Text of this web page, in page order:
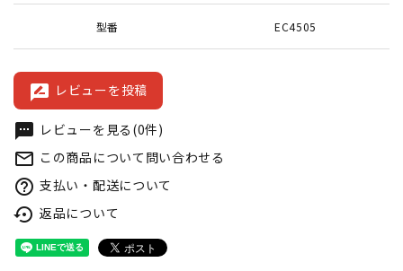
型番 EC4505
rate_review レビューを投稿
textsms レビューを見る(0件)
mail_outline この商品について問い合わせる
help_outline 支払い・配送について
settings_backup_restore 返品について